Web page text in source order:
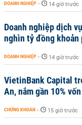
DOANH NGHIỆP - 14 giờ trước
Doanh nghiệp dịch
nghìn tỷ đồng khoản
DOANH NGHIỆP - 14 giờ trước
VietinBank Capital
An, nắm gần 10% vốn
CHỨNG KHOÁN - 15 giờ trước